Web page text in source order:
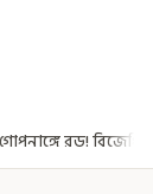
নাবালিকার